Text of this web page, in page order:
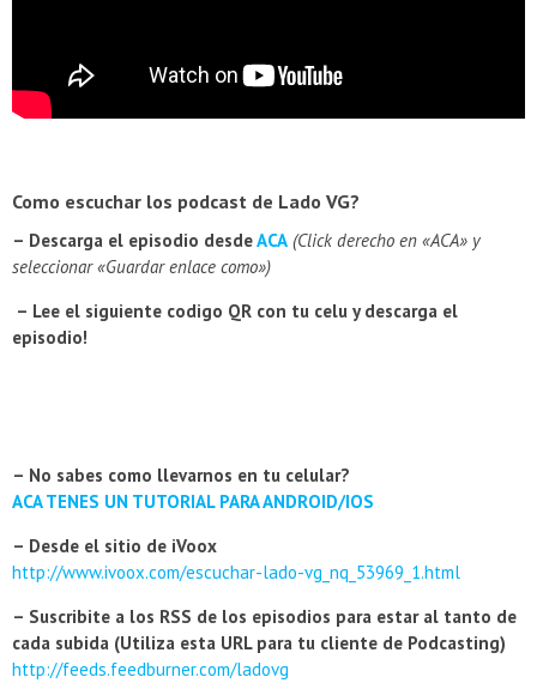
Como escuchar los podcast de Lado VG?
– Descarga el episodio desdeACA (Click derecho en «ACA» y
seleccionar «Guardar enlace como»)
– Lee el siguiente codigo QR con tu celu y descarga el
episodio!
– No sabes como llevarnos en tu celular?
ACA TENES UN TUTORIAL PARA ANDROID/IOS
– Desde el sitio de iVoox
http://www.ivoox.com/escuchar-lado-vg_nq_53969_1.html
– Suscribite a los RSS de los episodios para estar al tanto de
cada subida (Utiliza esta URL para tu cliente de Podcasting)
http://feeds.feedburner.com/ladovg